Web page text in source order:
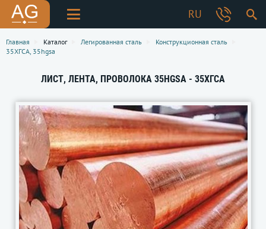
RU
Главная Каталог Легированная сталь
Конструкционная сталь
35ХГСА, 35hgsa
ЛИСТ, ЛЕНТА, ПРОВОЛОКА 35HGSA - 35ХГСА